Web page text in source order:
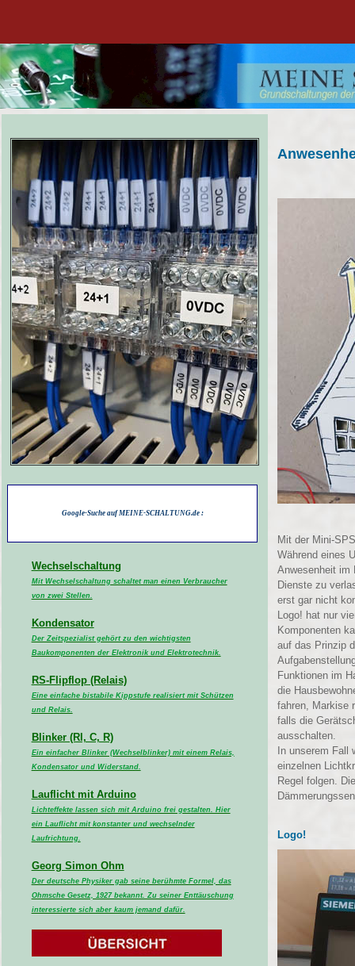
Google-Suche auf MEINE-SCHALTUNG.de :
Wechselschaltung
Mit Wechselschaltung schaltet man einen Verbraucher
von zwei Stellen.
Kondensator
Der Zeitspezialist gehört zu den wichtigsten
Baukomponenten der Elektronik und Elektrotechnik.
RS-Flipflop (Relais)
Eine einfache bistabile Kippstufe realisiert mit Schützen
und Relais.
Blinker (Rl, C, R)
Ein einfacher Blinker (Wechselblinker) mit einem Relais,
Kondensator und Widerstand.
Lauflicht mit Arduino
Lichteffekte lassen sich mit Arduino frei gestalten. Hier
ein Lauflicht mit konstanter und wechselnder
Laufrichtung.
Georg Simon Ohm
Der deutsche Physiker gab seine berühmte Formel, das
Ohmsche Gesetz, 1927 bekannt. Zu seiner Enttäuschung
interessierte sich aber kaum jemand dafür.
Mit der Mini-
Während eines
Anwesenheit im
Dienste zu
erst gar nicht
Logo! hat nur
Komponenten
auf das Prinzip
Funktionen im
die
fahren, Markise
falls die
ausschalten.
In unserem
einzelnen
Regel folgen.
Logo!